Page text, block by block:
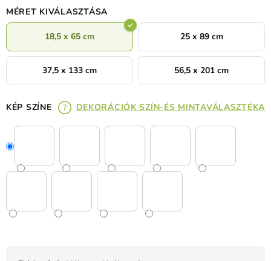
MÉRET KIVÁLASZTÁSA
18,5 x 65 cm 25 x 89 cm
37,5 x 133 cm 56,5 x 201 cm
KÉP SZÍNE DEKORÁCIÓK SZÍN-ÉS MINTAVÁLASZTÉKA